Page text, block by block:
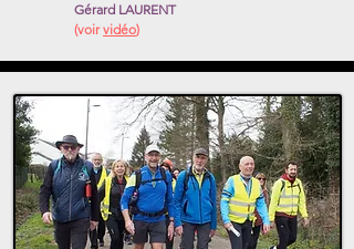
Gérard LAURENT
(voirvidéo)
Voir
Lire